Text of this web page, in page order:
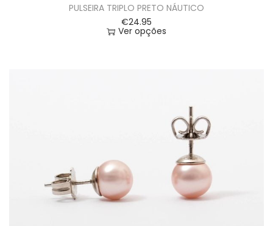
PULSEIRA TRIPLO PRETO NÁUTICO
€24.95
Ver opções